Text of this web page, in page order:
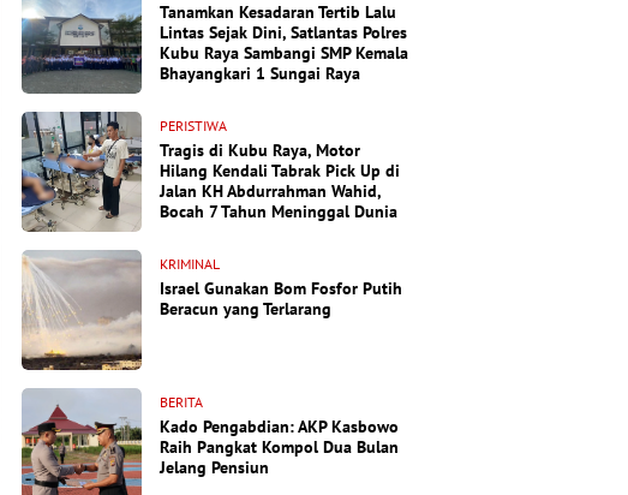
Tanamkan Kesadaran Tertib Lalu
Lintas Sejak Dini, Satlantas Polres
Kubu Raya Sambangi SMP Kemala
Bhayangkari 1 Sungai Raya
PERISTIWA
Tragis di Kubu Raya, Motor
Hilang Kendali Tabrak Pick Up di
Jalan KH Abdurrahman Wahid,
Bocah 7 Tahun Meninggal Dunia
KRIMINAL
Israel Gunakan Bom Fosfor Putih
Beracun yang Terlarang
BERITA
Kado Pengabdian: AKP Kasbowo
Raih Pangkat Kompol Dua Bulan
Jelang Pensiun